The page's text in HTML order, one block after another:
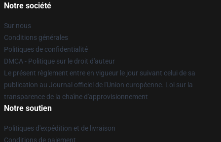
Notre société
Sur nous
Conditions générales
Politiques de confidentialité
DMCA - Politique sur le droit d'auteur
Le présent règlement entre en vigueur le jour suivant celui de sa
publication au Journal officiel de l'Union européenne. Loi sur la
transparence de la chaîne d'approvisionnement
Notre soutien
Politiques d'expédition et de livraison
Conditions de paiement